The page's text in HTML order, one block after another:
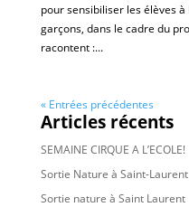
pour sensibiliser les élèves
garçons, dans le cadre du
racontent :...
« Entrées précédentes
Articles récents
SEMAINE CIRQUE A L’ECOLE!
Sortie Nature à Saint-Laurent
Sortie nature à Saint Laurent